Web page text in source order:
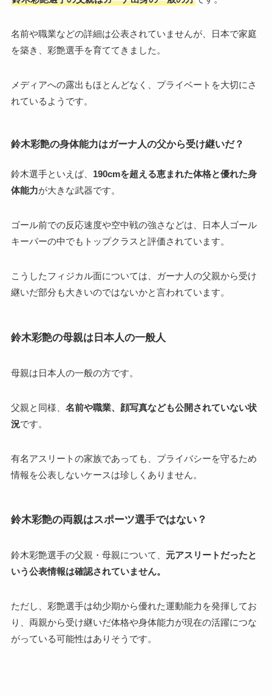
名前や職業などの詳細は公表されていませんが、日本で家庭
を築き、彩艶選手を育ててきました。
メディアへの露出もほとんどなく、プライベートを大切にさ
れているようです。
鈴木彩艶の身体能力はガーナ人の父から受け継いだ？
鈴木選手といえば、 190cmを超える恵まれた体格と優れた身
体能力が大きな武器です。
ゴール前での反応速度や空中戦の強さなどは、日本人ゴール
キーパーの中でもトップクラスと評価されています。
こうしたフィジカル面については、ガーナ人の父親から受け
継いだ部分も大きいのではないかと言われています。
鈴木彩艶の母親は日本人の一般人
母親は日本人の一般の方です。
父親と同様、 名前や職業、顔写真なども公開されていない状
況です。
有名アスリートの家族であっても、プライバシーを守るため
情報を公表しないケースは珍しくありません。
鈴木彩艶の両親はスポーツ選手ではない？
鈴木彩艶選手の父親・母親について、 元アスリートだったと
いう公表情報は確認されていません。
ただし、彩艶選手は幼少期から優れた運動能力を発揮してお
り、両親から受け継いだ体格や身体能力が現在の活躍につな
がっている可能性はありそうです。